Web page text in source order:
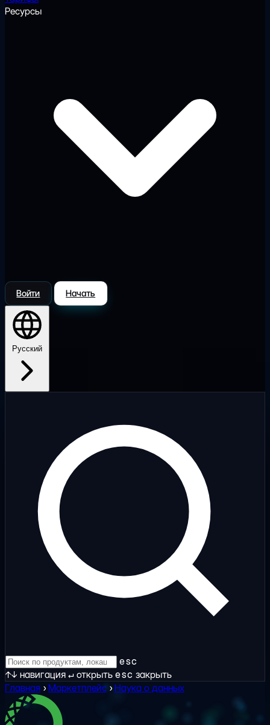
Ресурсы
Войти Начать
Русский
esc
↑↓ навигация↵открытьesc закрыть
Главная ›Маркетплейс ›Наука о данных